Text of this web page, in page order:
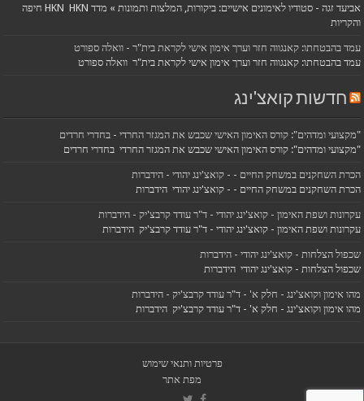
אביעד זגה - סטודיו לאימונים אישיים: ביקורות, המלצות ותמונות » מדד HKN HKN חיפה
והקריות
עמד בהבטחתו: קאנגווה חזר וערך אימון אישי לקראת בית"ר - וואלה ספורט
עמד בהבטחתו: קאנגווה חזר וערך אימון אישי לקראת בית"ר וואלה ספורט
חדשות קואצ'ינג
"מקצועי ומדהים": קורס האימון האישי שכבש את המגזר החרדי - בחדרי חרדים
"מקצועי ומדהים": קורס האימון האישי שכבש את המגזר החרדי בחדרי חרדים
הכרת השחקנים במשחק החיים - - קואצ'ינג יהודי - הידברות
הכרת השחקנים במשחק החיים - - קואצ'ינג יהודי הידברות
עקרונות ושפת האימון - קואצ'ינג יהודי - ד"ר עודד קרבצ'יק - הידברות
עקרונות ושפת האימון - קואצ'ינג יהודי - ד"ר עודד קרבצ'יק הידברות
שכפול הצלחות - קואצ'ינג יהודי - הידברות
שכפול הצלחות - קואצ'ינג יהודי הידברות
מהו אימון וקואצ'ינג - חלק א' - ד"ר עודד קרבצ'יק - הידברות
מהו אימון וקואצ'ינג - חלק א' - ד"ר עודד קרבצ'יק הידברות
פרטיות ותנאי שימוש
מפת אתר